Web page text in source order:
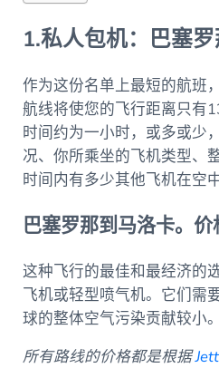
1.私人包机：巴塞
作为这份名单上最短的航班
航线将使您的飞行距离只有
时间约为一小时，或多或少
况、你所乘坐的飞机类型、
时间内有多少其他飞机在空中
巴塞罗那到马洛卡。价
这种飞行的最佳和最经济的
飞机或轻型喷气机。它们需
球的整体空气污染贡献较小。
所有路线的价格都是根据